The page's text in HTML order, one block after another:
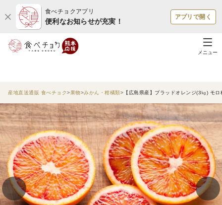
食べチョクアプリ
便利なお知らせが充実！
アプリで開く
メニュー
産地直送通販 食べチョク 果物 みかん・柑橘類 【広島県産】ブラッドオレンジ(3㎏) モロ